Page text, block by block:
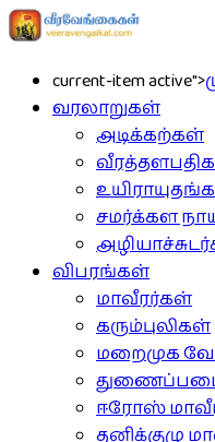
current-item active">
வரலாறுகள்
அடிக்கற்கள்
சமர்க்கள
விபரங்கள்
மாவீரர்கள்
கரும்புலிகள்
மறைமுக
ஈரோஸ்
தனிக்குழு